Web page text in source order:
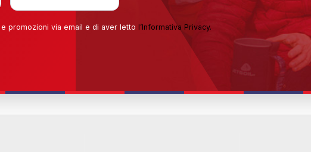
promozioni via email e di aver letto l’Informativa Privacy.